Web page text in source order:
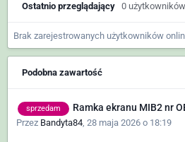
Ostatnio przeglądający 0 użytkowników
Brak zarejestrowanych użytkowników
Podobna zawartość
sprzedam Ramka ekranu MIB2 nr
Przez Bandyta84 28 maja 2026 o 18:19